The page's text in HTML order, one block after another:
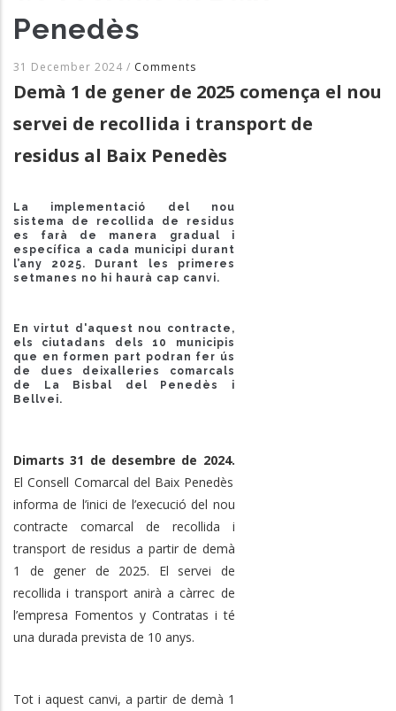
Penedès
31 December 2024 / Comments
Demà 1 de gener de 2025 comença el nou
servei de recollida i transport de
residus al Baix Penedès
La implementació del nou
sistema de recollida de residus
es farà de manera gradual i
específica a cada municipi durant
l’any 2025. Durant les primeres
setmanes no hi haurà cap canvi.
En virtut d'aquest nou contracte,
els ciutadans dels 10 municipis
que en formen part podran fer ús
de dues deixalleries comarcals
de La Bisbal del Penedès i
Bellvei.
Dimarts 31 de desembre de 2024.
El Consell Comarcal del Baix Penedès
informa de l’inici de l’execució del nou
contracte comarcal de recollida i
transport de residus a partir de demà
1 de gener de 2025. El servei de
recollida i transport anirà a càrrec de
l’empresa Fomentos y Contratas i té
una durada prevista de 10 anys.
Tot i aquest canvi, a partir de demà 1